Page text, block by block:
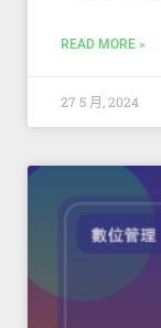
READ MORE »
27 5 月, 2024